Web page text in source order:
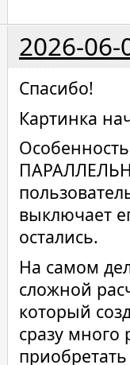
2026-06-
Спасибо!
Картинка
выключает
остались.
На самом
сложной
который
сразу много